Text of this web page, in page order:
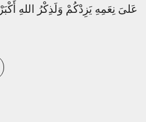
عَلىَ نِعَمِهِ يَزِدْكُمْ وَلَذِكْرُ اللهِ أَكْبَرْ